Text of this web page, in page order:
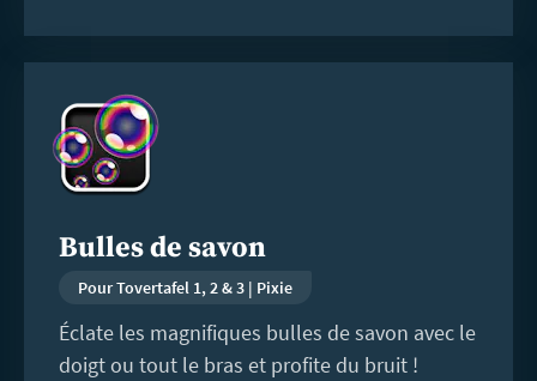
Bulles de savon
Pour Tovertafel 1, 2 & 3 | Pixie
Éclate les magnifiques bulles de savon avec le
doigt ou tout le bras et profite du bruit !
savoir
plus